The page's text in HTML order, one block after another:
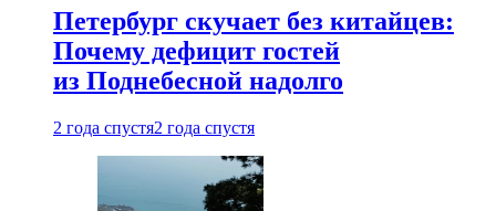
Петербург скучает без китайцев:
Почему дефицит гостей
из Поднебесной надолго
2 года спустя2 года спустя